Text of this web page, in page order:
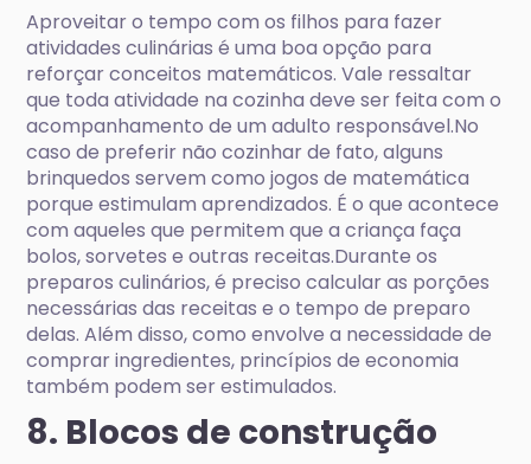
Aproveitar o tempo com os filhos para fazer
atividades culinárias é uma boa opção para
reforçar conceitos matemáticos. Vale ressaltar
que toda atividade na cozinha deve ser feita com o
acompanhamento de um adulto responsável.No
caso de preferir não cozinhar de fato, alguns
brinquedos servem como jogos de matemática
porque estimulam aprendizados. É o que acontece
com aqueles que permitem que a criança faça
bolos, sorvetes e outras receitas.Durante os
preparos culinários, é preciso calcular as porções
necessárias das receitas e o tempo de preparo
delas. Além disso, como envolve a necessidade de
comprar ingredientes, princípios de economia
também podem ser estimulados.
8. Blocos de construção